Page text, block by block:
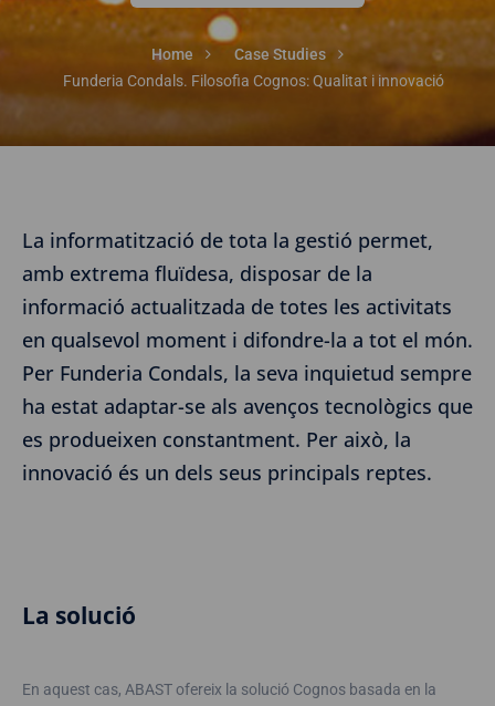
Home
Case Studies
Funderia Condals. Filosofia Cognos: Qualitat i innovació
La informatització de tota la gestió permet,
amb extrema fluïdesa, disposar de la
informació actualitzada de totes les activitats
en qualsevol moment i difondre-la a tot el món.
Per Funderia Condals, la seva inquietud sempre
ha estat adaptar-se als avenços tecnològics que
es produeixen constantment. Per això, la
innovació és un dels seus principals reptes.
La solució
En aquest cas, ABAST ofereix la solució Cognos basada en la